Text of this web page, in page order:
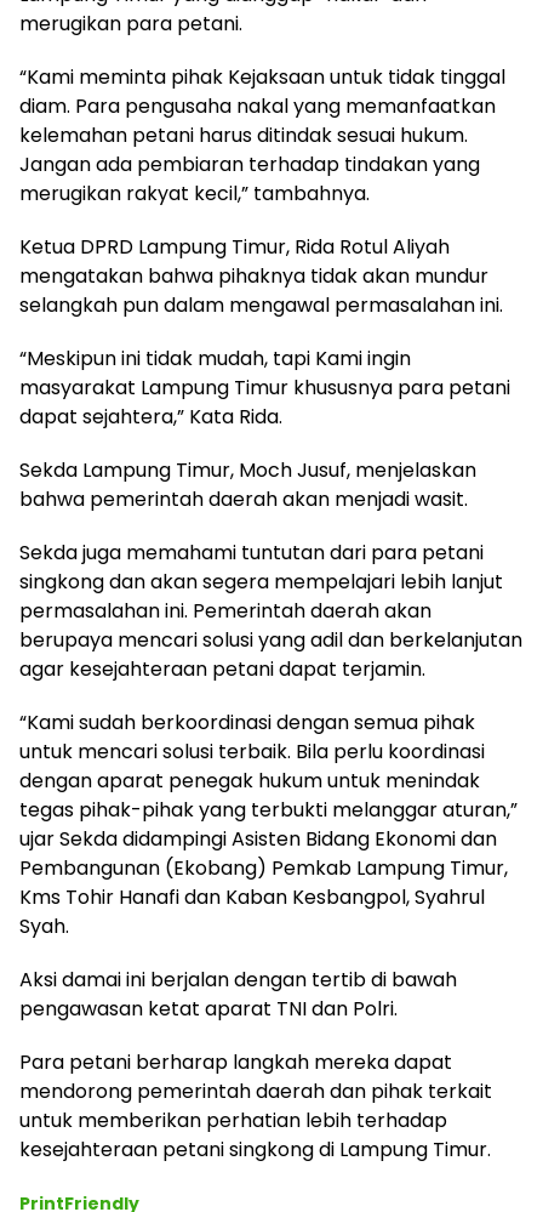
merugikan para petani.
“Kami meminta pihak Kejaksaan untuk tidak tinggal
diam. Para pengusaha nakal yang memanfaatkan
kelemahan petani harus ditindak sesuai hukum.
Jangan ada pembiaran terhadap tindakan yang
merugikan rakyat kecil,” tambahnya.
Ketua DPRD Lampung Timur, Rida Rotul Aliyah
mengatakan bahwa pihaknya tidak akan mundur
selangkah pun dalam mengawal permasalahan ini.
“Meskipun ini tidak mudah, tapi Kami ingin
masyarakat Lampung Timur khususnya para petani
dapat sejahtera,” Kata Rida.
Sekda Lampung Timur, Moch Jusuf, menjelaskan
bahwa pemerintah daerah akan menjadi wasit.
Sekda juga memahami tuntutan dari para petani
singkong dan akan segera mempelajari lebih lanjut
permasalahan ini. Pemerintah daerah akan
berupaya mencari solusi yang adil dan berkelanjutan
agar kesejahteraan petani dapat terjamin.
“Kami sudah berkoordinasi dengan semua pihak
untuk mencari solusi terbaik. Bila perlu koordinasi
dengan aparat penegak hukum untuk menindak
tegas pihak-pihak yang terbukti melanggar aturan,”
ujar Sekda didampingi Asisten Bidang Ekonomi dan
Pembangunan (Ekobang) Pemkab Lampung Timur,
Kms Tohir Hanafi dan Kaban Kesbangpol, Syahrul
Syah.
Aksi damai ini berjalan dengan tertib di bawah
pengawasan ketat aparat TNI dan Polri.
Para petani berharap langkah mereka dapat
mendorong pemerintah daerah dan pihak terkait
untuk memberikan perhatian lebih terhadap
kesejahteraan petani singkong di Lampung Timur.
PrintFriendly